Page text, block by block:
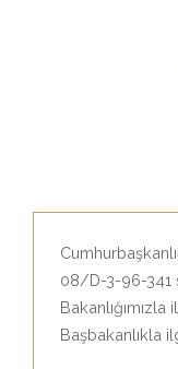
08/D-3-96-341
Başbakanlıkla